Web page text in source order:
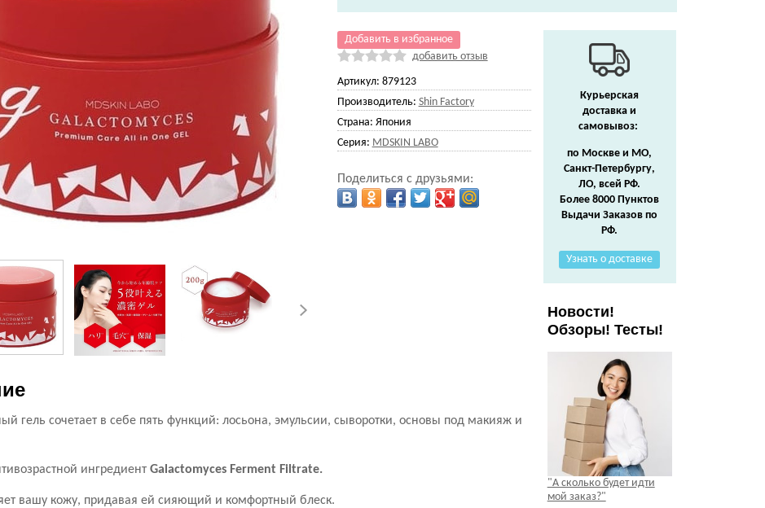
Добавить в избранное
добавить отзыв
Артикул: 879123
Производитель: Shin Factory
Страна: Япония
Серия: MDSKIN LABO
Поделиться с друзьями:
гель сочетает в себе пять функций: лосьона, эмульсии, сыворотки, основы под макияж и
ингредиентGalactomyces Ferment Filtrate.
вашу кожу, придавая ей сияющий и комфортный блеск.
Курьерская
доставка и
самовывоз:
по Москве и МО,
Санкт-Петербургу,
ЛО, всей РФ.
Более 8000 Пунктов
Выдачи Заказов по
РФ.
Узнать о доставке
Новости!
Обзоры! Тесты!
"А сколько будет идти
мой заказ?"